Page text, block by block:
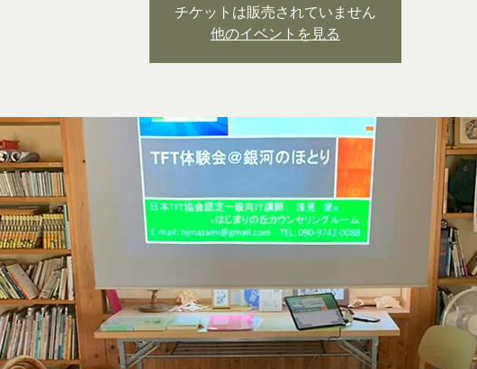
チケットは販売されていません
他のイベントを見る